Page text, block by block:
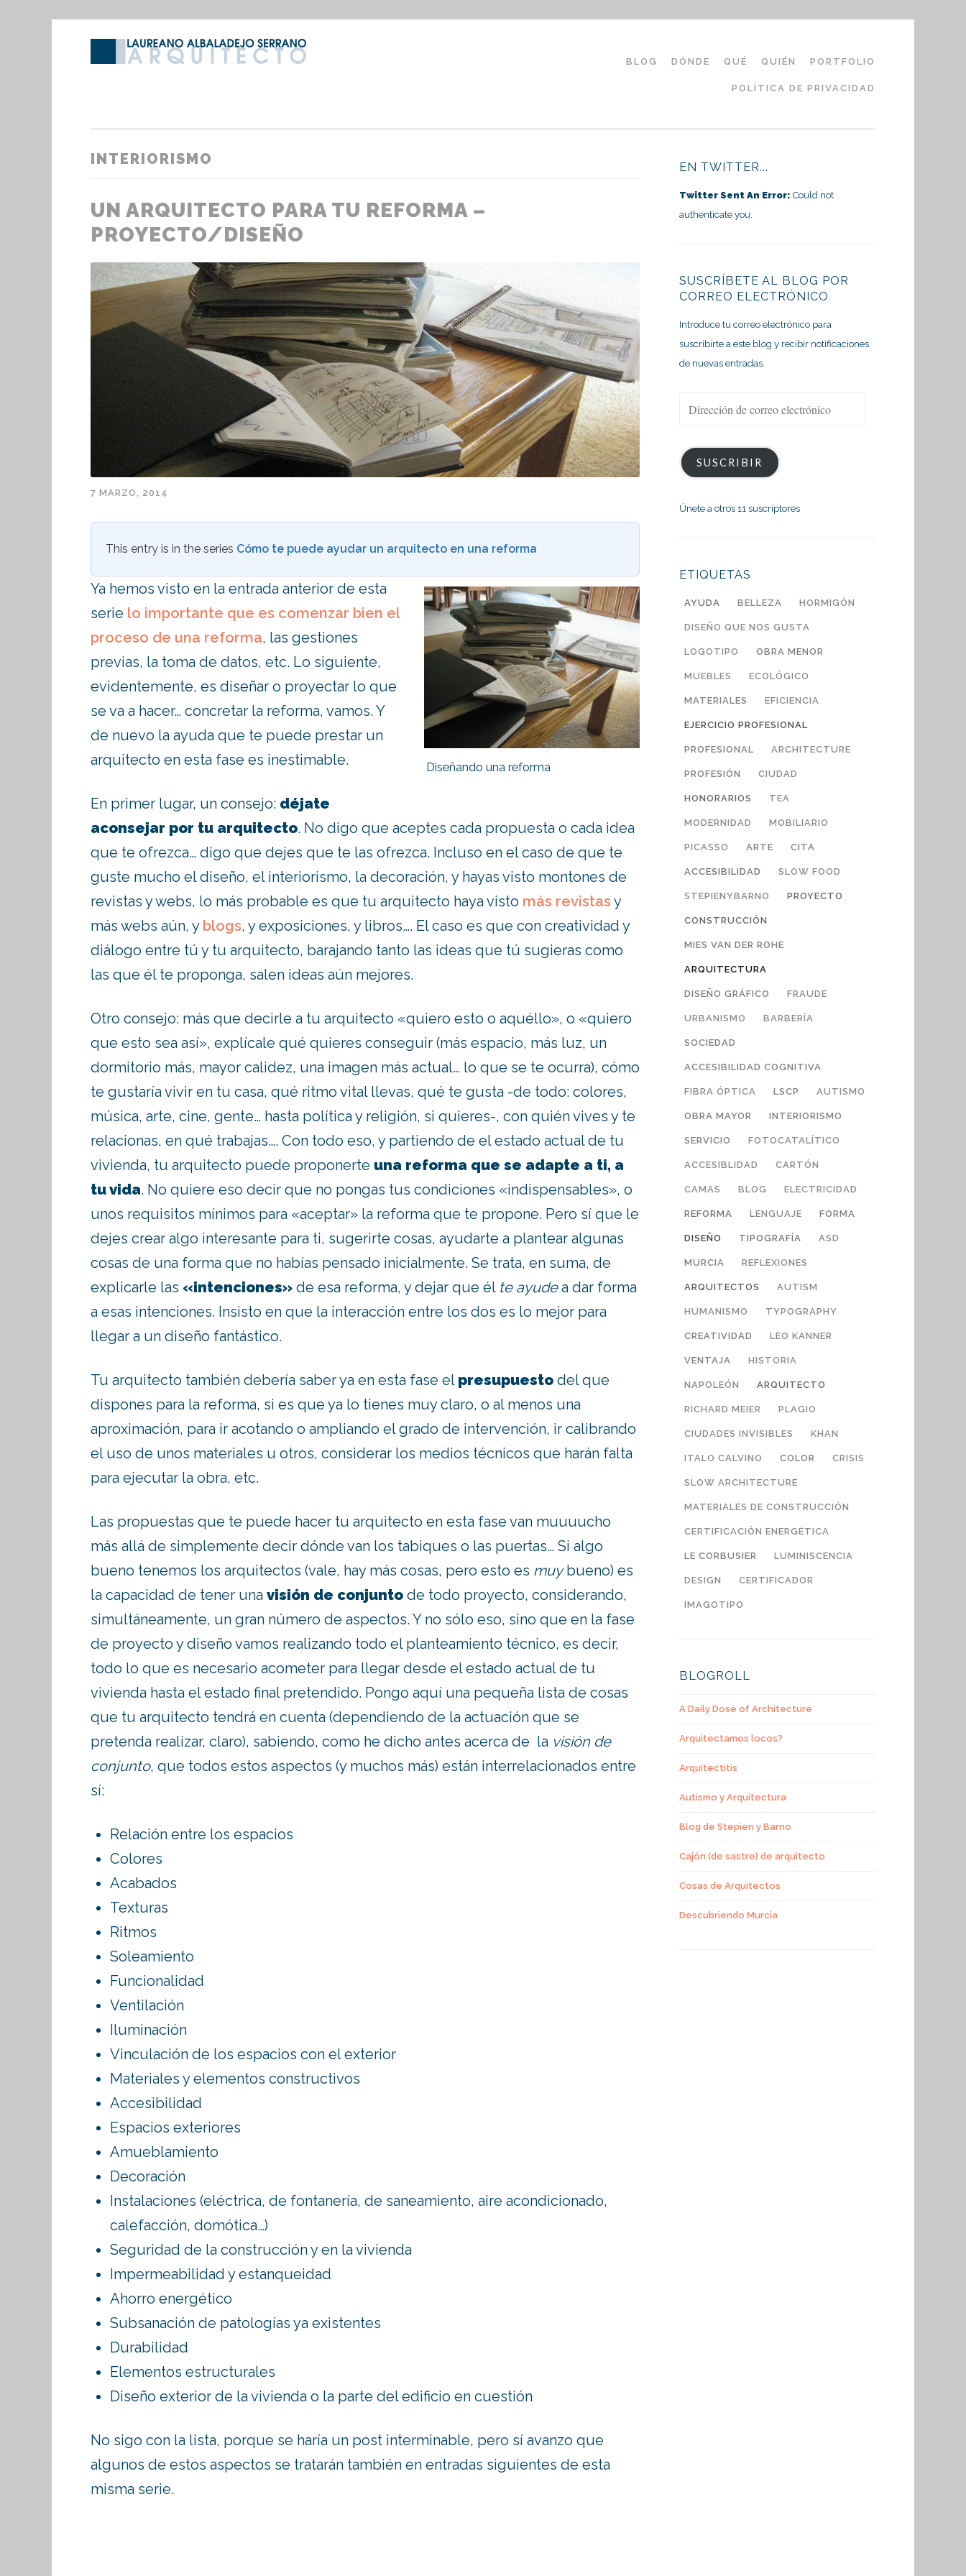
al
BLOG DÓNDE QUÉ QUIÉN PORTFOLIO
POLÍTICA DE PRIVACIDAD
INTERIORISMO
UN ARQUITECTO PARA TU REFORMA –
PROYECTO/DISEÑO
7 MARZO, 2014
This entry is in the series Cómo te puede ayudar un arquitecto en una reforma
Diseñando una reforma
Ya hemos visto en la entrada anterior de esta
serie lo importante que es comenzar bien el
proceso de una reforma, las gestiones
previas, la toma de datos, etc. Lo siguiente,
evidentemente, es diseñar o proyectar lo que
se va a hacer… concretar la reforma, vamos. Y
de nuevo la ayuda que te puede prestar un
arquitecto en esta fase es inestimable.
En primer lugar, un consejo: déjate
aconsejar por tu arquitecto. No digo que aceptes cada propuesta o cada idea
que te ofrezca… digo que dejes que te las ofrezca. Incluso en el caso de que te
guste mucho el diseño, el interiorismo, la decoración, y hayas visto montones de
revistas y webs, lo más probable es que tu arquitecto haya visto más revistasy
más webs aún, y blogs, y exposiciones, y libros…. El caso es que con creatividad y
diálogo entre tú y tu arquitecto, barajando tanto las ideas que tú sugieras como
las que él te proponga, salen ideas aún mejores.
Otro consejo: más que decirle a tu arquitecto «quiero esto o aquéllo», o «quiero
que esto sea así», explícale qué quieres conseguir (más espacio, más luz, un
dormitorio más, mayor calidez, una imagen más actual… lo que se te ocurra), cómo
te gustaría vivir en tu casa, qué ritmo vital llevas, qué te gusta -de todo: colores,
música, arte, cine, gente… hasta política y religión, si quieres-, con quién vives y te
relacionas, en qué trabajas…. Con todo eso, y partiendo de el estado actual de tu
vivienda, tu arquitecto puede proponerte una reforma que se adapte a ti, a
tu vida. No quiere eso decir que no pongas tus condiciones «indispensables», o
unos requisitos mínimos para «aceptar» la reforma que te propone. Pero sí que le
dejes crear algo interesante para ti, sugerirte cosas, ayudarte a plantear algunas
cosas de una forma que no habías pensado inicialmente. Se trata, en suma, de
explicarle las «intenciones» de esa reforma, y dejar que él te ayudea dar forma
a esas intenciones. Insisto en que la interacción entre los dos es lo mejor para
llegar a un diseño fantástico.
Tu arquitecto también debería saber ya en esta fase el presupuesto del que
dispones para la reforma, si es que ya lo tienes muy claro, o al menos una
aproximación, para ir acotando o ampliando el grado de intervención, ir calibrando
el uso de unos materiales u otros, considerar los medios técnicos que harán falta
para ejecutar la obra, etc.
Las propuestas que te puede hacer tu arquitecto en esta fase van muuuucho
más allá de simplemente decir dónde van los tabiques o las puertas… Si algo
bueno tenemos los arquitectos (vale, hay más cosas, pero esto es muybueno) es
la capacidad de tener una visión de conjunto de todo proyecto, considerando,
simultáneamente, un gran número de aspectos. Y no sólo eso, sino que en la fase
de proyecto y diseño vamos realizando todo el planteamiento técnico, es decir,
todo lo que es necesario acometer para llegar desde el estado actual de tu
vivienda hasta el estado final pretendido. Pongo aquí una pequeña lista de cosas
que tu arquitecto tendrá en cuenta (dependiendo de la actuación que se
pretenda realizar, claro), sabiendo, como he dicho antes acerca de la visión de
conjunto, que todos estos aspectos (y muchos más) están interrelacionados entre
sí:
Relación entre los espacios
Colores
Acabados
Texturas
Ritmos
Soleamiento
Funcionalidad
Ventilación
Iluminación
Vinculación de los espacios con el exterior
Materiales y elementos constructivos
Accesibilidad
Espacios exteriores
Amueblamiento
Decoración
Instalaciones (eléctrica, de fontanería, de saneamiento, aire acondicionado,
calefacción, domótica…)
Seguridad de la construcción y en la vivienda
Impermeabilidad y estanqueidad
Ahorro energético
Subsanación de patologías ya existentes
Durabilidad
Elementos estructurales
Diseño exterior de la vivienda o la parte del edificio en cuestión
No sigo con la lista, porque se haría un post interminable, pero sí avanzo que
algunos de estos aspectos se tratarán también en entradas siguientes de esta
misma serie.
EN TWITTER...
Twitter Sent An Error: Could not
authenticate you.
SUSCRÍBETE AL BLOG POR
CORREO ELECTRÓNICO
Introduce tu correo electrónico para
suscribirte a este blog y recibir notificaciones
de nuevas entradas.
electrónico
SUSCRIBIR
Únete a otros 11 suscriptores
ETIQUETAS
AYUDA BELLEZA HORMIGÓN
DISEÑO QUE NOS GUSTA
LOGOTIPO OBRA MENOR
MUEBLES ECOLÓGICO
MATERIALES EFICIENCIA
EJERCICIO PROFESIONAL
PROFESIONAL ARCHITECTURE
PROFESIÓN CIUDAD
HONORARIOS TEA
MODERNIDAD MOBILIARIO
PICASSO ARTE CITA
ACCESIBILIDAD SLOW FOOD
STEPIENYBARNO PROYECTO
CONSTRUCCIÓN
MIES VAN DER ROHE
ARQUITECTURA
DISEÑO GRÁFICO FRAUDE
URBANISMO BARBERÍA
SOCIEDAD
ACCESIBILIDAD COGNITIVA
FIBRA ÓPTICA LSCP AUTISMO
OBRA MAYOR INTERIORISMO
SERVICIO FOTOCATALÍTICO
ACCESIBLIDAD CARTÓN
CAMAS BLOG ELECTRICIDAD
REFORMA LENGUAJE FORMA
DISEÑO TIPOGRAFÍA ASD
MURCIA REFLEXIONES
ARQUITECTOS AUTISM
HUMANISMO TYPOGRAPHY
CREATIVIDAD LEO KANNER
VENTAJA HISTORIA
NAPOLEÓN ARQUITECTO
RICHARD MEIER PLAGIO
CIUDADES INVISIBLES KHAN
ITALO CALVINO COLOR CRISIS
SLOW ARCHITECTURE
MATERIALES DE CONSTRUCCIÓN
CERTIFICACIÓN ENERGÉTICA
LE CORBUSIER LUMINISCENCIA
DESIGN CERTIFICADOR
IMAGOTIPO
BLOGROLL
A Daily Dose of Architecture
Arquitectamos locos?
Arquitectitis
Autismo y Arquitectura
Blog de Stepien y Barno
Cajón (de sastre) de arquitecto
Cosas de Arquitectos
Descubriendo Murcia